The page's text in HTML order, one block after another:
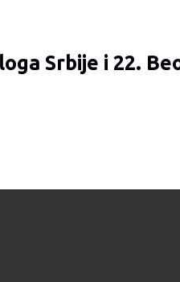
Srbije i 22.